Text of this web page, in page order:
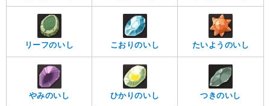
リーフのいし こおりのいし たいようのいし
やみのいし ひかりのいし つきのいし